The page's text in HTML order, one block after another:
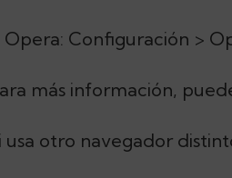
Opera: Configuración >
más información,
usa otro navegador